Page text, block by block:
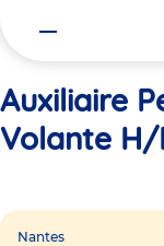
Auxiliaire
Volante H/
Nantes